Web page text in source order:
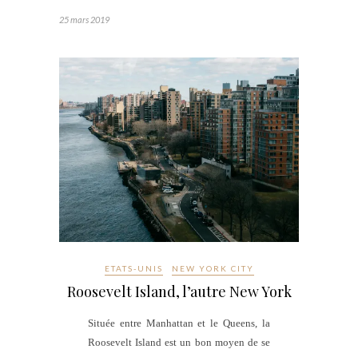
25 mars 2019
ETATS-UNIS NEW YORK CITY
Roosevelt Island, l’autre New York
Située entre Manhattan et le Queens, la
Roosevelt Island est un bon moyen de se